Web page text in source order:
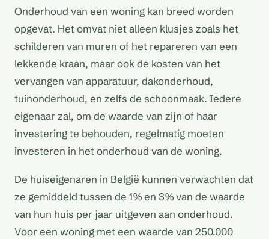
Onderhoud van een woning kan breed worden
opgevat. Het omvat niet alleen klusjes zoals het
schilderen van muren of het repareren van een
lekkende kraan, maar ook de kosten van het
vervangen van apparatuur, dakonderhoud,
tuinonderhoud, en zelfs de schoonmaak. Iedere
eigenaar zal, om de waarde van zijn of haar
investering te behouden, regelmatig moeten
investeren in het onderhoud van de woning.
De huiseigenaren in België kunnen verwachten dat
ze gemiddeld tussen de 1% en 3% van de waarde
van hun huis per jaar uitgeven aan onderhoud.
Voor een woning met een waarde van 250.000